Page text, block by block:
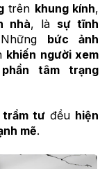
trên khung kính,
nhà, là sự tĩnh
bức ảnh
khiến người xem
tâm trạng
trầm tư đều hiện
mẽ.